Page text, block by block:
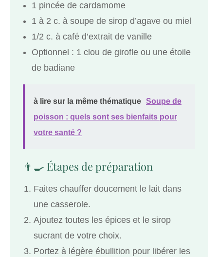
1 pincée de cardamome
1 à 2 c. à soupe de sirop d’agave ou miel
1/2 c. à café d’extrait de vanille
Optionnel : 1 clou de girofle ou une étoile
de badiane
à lire sur la même thématique Soupe de
poisson : quels sont ses bienfaits pour
votre santé ?
👨‍🍳 Étapes de préparation
Faites chauffer doucement le lait dans
une casserole.
Ajoutez toutes les épices et le sirop
sucrant de votre choix.
Portez à légère ébullition pour libérer les